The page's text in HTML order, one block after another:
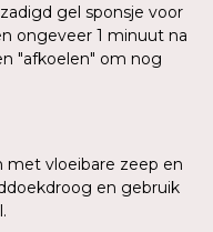
gel sponsje voor
ongeveer 1 minuut na
"afkoelen" om nog
met vloeibare zeep en
en gebruik